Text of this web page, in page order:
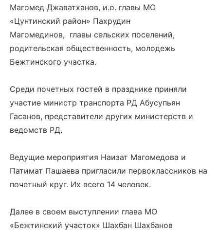
Магомед Джаватханов, и.о. главы МО
«Цунтинский район» Пахрудин
Магомединов, главы сельских поселений,
родительская общественность, молодежь
Бежтинского участка.
Среди почетных гостей в празднике приняли
участие министр транспорта РД Абусупьян
Гасанов, представители других министерств и
ведомств РД.
Ведущие мероприятия Наизат Магомедова и
Патимат Пашаева пригласили первоклассников на
почетный круг. Их всего 14 человек.
Далее в своем выступлении глава МО
«Бежтинский участок» Шахбан Шахбанов